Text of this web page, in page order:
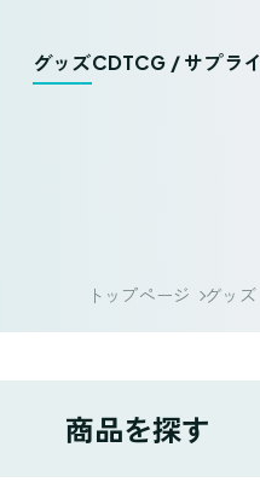
グッズCDTCG / サプライ
トップページ グッズ
商品を探す